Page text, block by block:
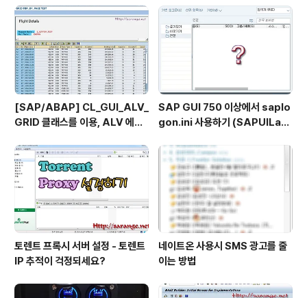
[SAP/ABAP] CL_GUI_ALV_
GRID 클래스를 이용, ALV 에서
SAP GUI 750 이상에서 saplo
gon.ini 사용하기 (SAPUILan
토렌트 프록시 서버 설정 - 토렌트
IP 추적이 걱정되세요?
네이트온 사용시 SMS 광고를 줄
이는 방법